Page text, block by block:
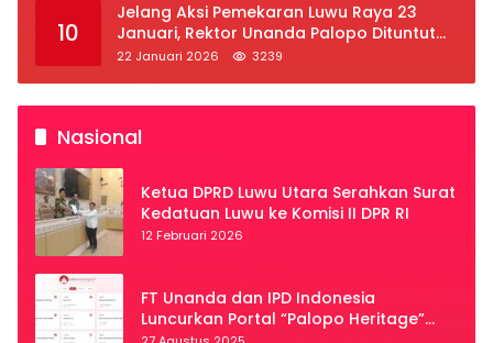
10
Jelang Aksi Pemekaran Luwu Raya 23
Januari, Rektor Unanda Palopo Dituntut
Liburkan Mahasiswa
22 Januari 2026 3239
Nasional
Ketua DPRD Luwu Utara Serahkan Surat
Kedatuan Luwu ke Komisi II DPR RI
12 Februari 2026
FT Unanda dan IPD Indonesia
Luncurkan Portal “Palopo Heritage”